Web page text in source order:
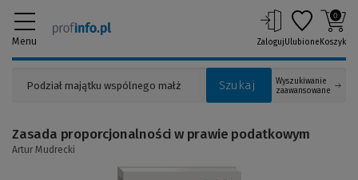
Menu
Szukaj
Wyszukiwanie
zaawansowane
ZalogujUlubione
0
Koszyk
Zasada proporcjonalności w prawie podatkowym
Artur Mudrecki